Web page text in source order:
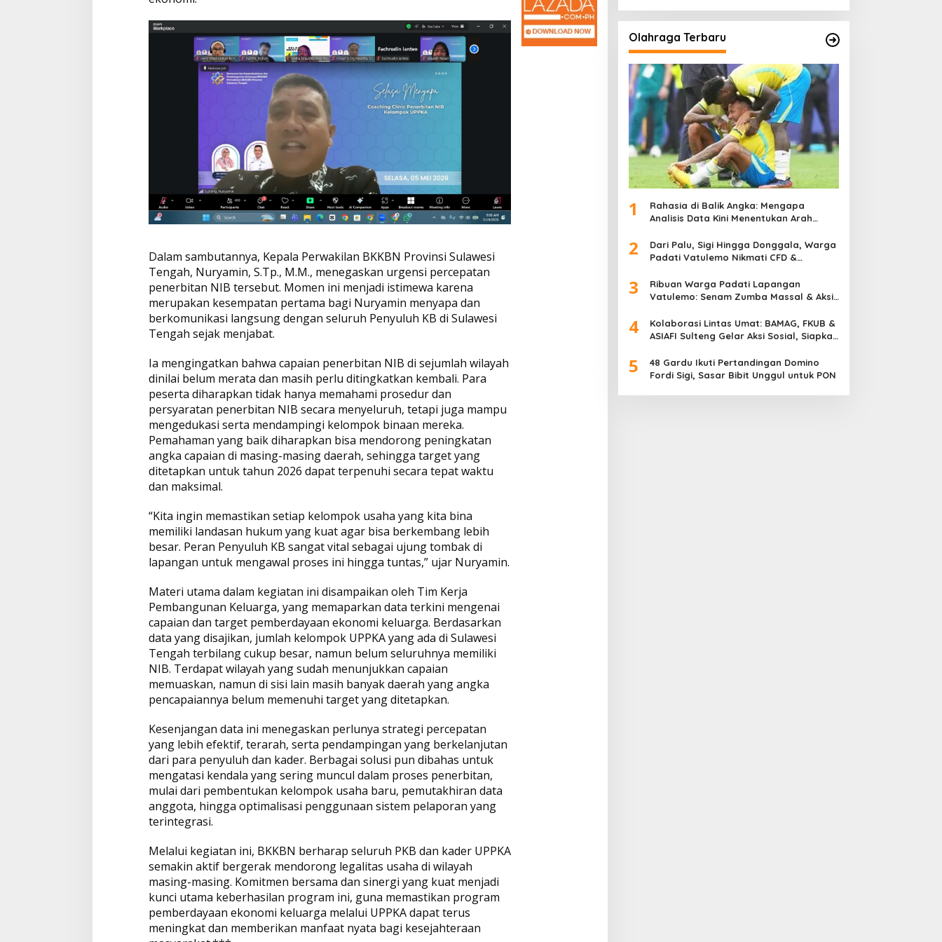
e
m
Dalam sambutannya, Kepala Perwakilan BKKBN Provinsi Sulawesi
Tengah, Nuryamin, S.Tp., M.M., menegaskan urgensi percepatan
penerbitan NIB tersebut. Momen ini menjadi istimewa karena
merupakan kesempatan pertama bagi Nuryamin menyapa dan
berkomunikasi langsung dengan seluruh Penyuluh KB di Sulawesi
Tengah sejak menjabat.
Ia mengingatkan bahwa capaian penerbitan NIB di sejumlah wilayah
dinilai belum merata dan masih perlu ditingkatkan kembali. Para
peserta diharapkan tidak hanya memahami prosedur dan
persyaratan penerbitan NIB secara menyeluruh, tetapi juga mampu
mengedukasi serta mendampingi kelompok binaan mereka.
Pemahaman yang baik diharapkan bisa mendorong peningkatan
angka capaian di masing-masing daerah, sehingga target yang
ditetapkan untuk tahun 2026 dapat terpenuhi secara tepat waktu
dan maksimal.
“Kita ingin memastikan setiap kelompok usaha yang kita bina
memiliki landasan hukum yang kuat agar bisa berkembang lebih
besar. Peran Penyuluh KB sangat vital sebagai ujung tombak di
lapangan untuk mengawal proses ini hingga tuntas,” ujar Nuryamin.
Materi utama dalam kegiatan ini disampaikan oleh Tim Kerja
Pembangunan Keluarga, yang memaparkan data terkini mengenai
capaian dan target pemberdayaan ekonomi keluarga. Berdasarkan
data yang disajikan, jumlah kelompok UPPKA yang ada di Sulawesi
Tengah terbilang cukup besar, namun belum seluruhnya memiliki
NIB. Terdapat wilayah yang sudah menunjukkan capaian
memuaskan, namun di sisi lain masih banyak daerah yang angka
pencapaiannya belum memenuhi target yang ditetapkan.
Kesenjangan data ini menegaskan perlunya strategi percepatan
yang lebih efektif, terarah, serta pendampingan yang berkelanjutan
dari para penyuluh dan kader. Berbagai solusi pun dibahas untuk
mengatasi kendala yang sering muncul dalam proses penerbitan,
mulai dari pembentukan kelompok usaha baru, pemutakhiran data
anggota, hingga optimalisasi penggunaan sistem pelaporan yang
terintegrasi.
Melalui kegiatan ini, BKKBN berharap seluruh PKB dan kader UPPKA
semakin aktif bergerak mendorong legalitas usaha di wilayah
masing-masing. Komitmen bersama dan sinergi yang kuat menjadi
kunci utama keberhasilan program ini, guna memastikan program
pemberdayaan ekonomi keluarga melalui UPPKA dapat terus
meningkat dan memberikan manfaat nyata bagi kesejahteraan
Olahraga Terbaru
1
Rahasia di Balik Angka: Mengapa
Analisis Data Kini Menentukan Arah
2
Dari Palu, Sigi Hingga Donggala, Warga
Padati Vatulemo Nikmati CFD &
3
Ribuan Warga Padati Lapangan
Vatulemo: Senam Zumba Massal & Aksi
Meriah
4
Kolaborasi Lintas Umat: BAMAG, FKUB &
ASIAFI Sulteng Gelar Aksi Sosial, Siapkan
5
48 Gardu Ikuti Pertandingan Domino
Fordi Sigi, Sasar Bibit Unggul untuk PON